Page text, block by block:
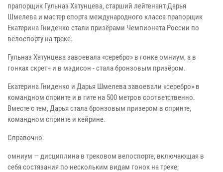
прапорщик Гульназ Хатунцева, старший лейтенант Дарья
Шмелева и мастер спорта международного класса прапорщик
Екатерина Гниденко стали призёрами Чемпионата России по
велоспорту на треке.
Гульназ Хатунцева завоевала «серебро» в гонке омниум, а в
гонках скретч и в мэдисон - стала бронзовым призёром.
Екатерина Гниденко и Дарья Шмелева завоевали «серебро» в
командном спринте и в гите на 500 метров соответственно.
Вместе с тем, Дарья стала бронзовым призером в спринте,
командном спринте и кейрине.
Справочно:
омниум — дисциплина в трековом велоспорте, включающая в
себя состязания по нескольким видам гонок на треке;